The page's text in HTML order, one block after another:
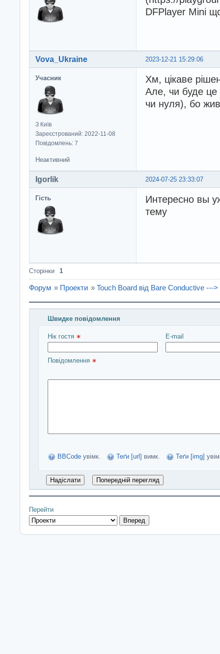
DFPlayer Mini
2023-12-21 15:29:06
Vova_Ukraine
Учасник
З Київ
Зареєстрований: 2022-11-08
Повідомлень: 7
Хм, цікаве
Але, чи буде це
чи нуля), бо
Неактивний
2024-07-25 23:33:07
Igorlik
Гість
Интересно вы
тему
Сторінки 1
Форум » Проекти » Touch Board від Bare Conductive --->
Швидке повідомлення
Введіть повідомлення і натисніть Надіслати
Нік гостя E-mail
Повідомлення
BBCode увімк. Теґи [url] вимк. Теґи [img]
Перейти